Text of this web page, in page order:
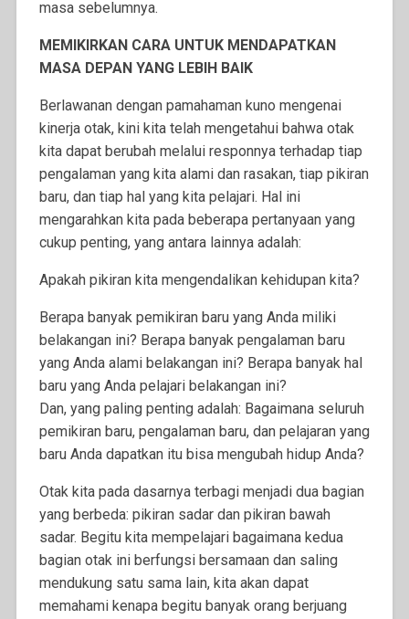
masa sebelumnya.
MEMIKIRKAN CARA UNTUK MENDAPATKAN
MASA DEPAN YANG LEBIH BAIK
Berlawanan dengan pamahaman kuno mengenai
kinerja otak, kini kita telah mengetahui bahwa otak
kita dapat berubah melalui responnya terhadap tiap
pengalaman yang kita alami dan rasakan, tiap pikiran
baru, dan tiap hal yang kita pelajari. Hal ini
mengarahkan kita pada beberapa pertanyaan yang
cukup penting, yang antara lainnya adalah:
Apakah pikiran kita mengendalikan kehidupan kita?
Berapa banyak pemikiran baru yang Anda miliki
belakangan ini? Berapa banyak pengalaman baru
yang Anda alami belakangan ini? Berapa banyak hal
baru yang Anda pelajari belakangan ini?
Dan, yang paling penting adalah: Bagaimana seluruh
pemikiran baru, pengalaman baru, dan pelajaran yang
baru Anda dapatkan itu bisa mengubah hidup Anda?
Otak kita pada dasarnya terbagi menjadi dua bagian
yang berbeda: pikiran sadar dan pikiran bawah
sadar. Begitu kita mempelajari bagaimana kedua
bagian otak ini berfungsi bersamaan dan saling
mendukung satu sama lain, kita akan dapat
memahami kenapa begitu banyak orang berjuang